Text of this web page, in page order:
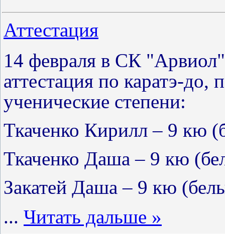
Аттестация
14 февраля в СК "Арвиол"
аттестация по каратэ-до,
ученические степени:
Ткаченко Кирилл – 9 кю
Ткаченко Даша – 9 кю
Закатей Даша – 9 кю
... Читать дальше »